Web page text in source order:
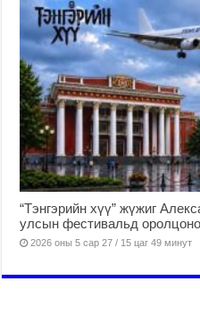
“Тэнгэрийн хүү” жүжиг
улсын фестивальд оролцоно
2026 оны 5 сар 27 / 15 цаг 49 минут